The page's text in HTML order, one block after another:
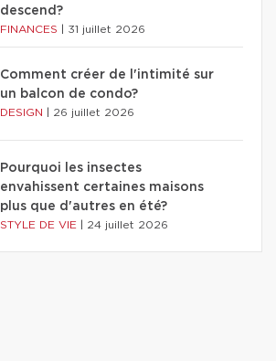
descend?
FINANCES 31 juillet 2026
Comment créer de l'intimité sur
un balcon de condo?
DESIGN 26 juillet 2026
Pourquoi les insectes
envahissent certaines maisons
plus que d'autres en été?
STYLE DE VIE 24 juillet 2026